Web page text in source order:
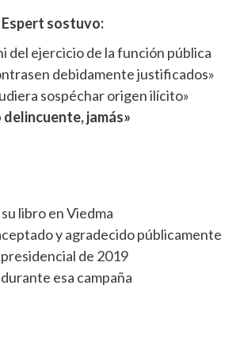
Espert sostuvo:
del ejercicio de la función pública
debidamente justificados»
sospéchar origen ilícito»
jamás»
libro en Viedma
y agradecido públicamente
de 2019
esa campaña